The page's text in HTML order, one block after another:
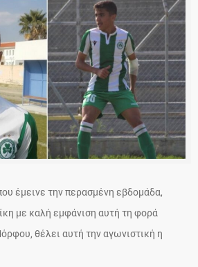
έμεινε την περασμένη εβδομάδα,
με καλή εμφάνιση αυτή τη φορά
θέλει αυτή την αγωνιστική η